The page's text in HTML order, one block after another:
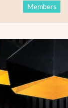
Members